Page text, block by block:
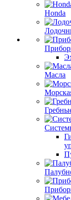
Honda
Масла